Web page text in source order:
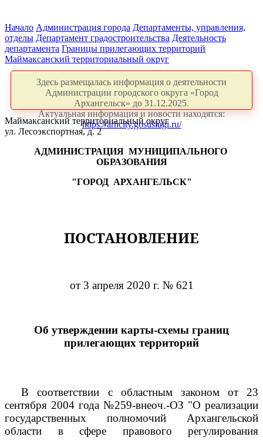
Начало Администрация города Департаменты, управления,
отделы Департамент градостроительства Деятельность
департамента Границы прилегающих территорий
Маймаксанский территориальный округ
Здесь размещалась информация о деятельности
Администрации городского округа «Город
Архангельск» до 31.12.2025.
Актуальная информация и новости находятся:
https://arhcity.gosuslugi.ru/
Маймаксанский территориальный округ
ул. Лесоэкспортная, д. 2
АДМИНИСТРАЦИЯ МУНИЦИПАЛЬНОГО
ОБРАЗОВАНИЯ
"ГОРОД АРХАНГЕЛЬСК"
ПОСТАНОВЛЕНИЕ
от 3 апреля 2020 г. № 621
Об утверждении карты-схемы границ
прилегающих территорий
В соответствии с областным законом от 23
сентября 2004 года №259-внеоч.-ОЗ "О реализации
государственных полномочий Архангельской
области в сфере правового регулирования